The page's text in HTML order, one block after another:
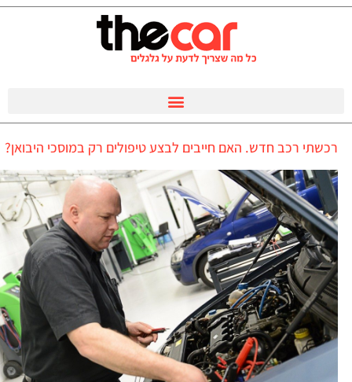
רכשתי רכב חדש. האם חייבים לבצע טיפולים רק במוסכי היבואן?